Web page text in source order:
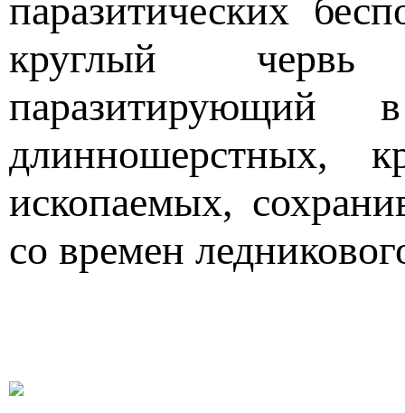
паразитических
круглый червь
длинношерстных,
ископаемых,
со времен